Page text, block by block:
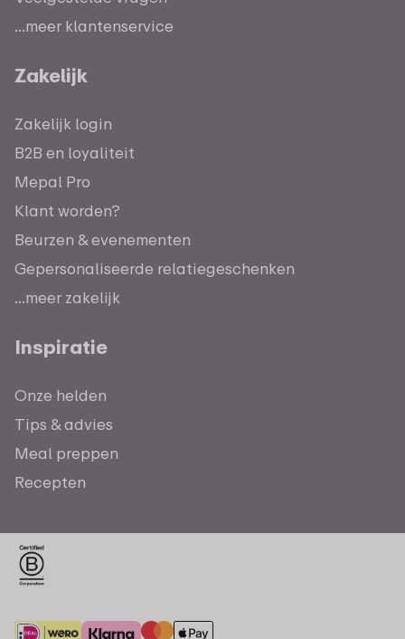
...meer klantenservice
Zakelijk
Zakelijk login
B2B en loyaliteit
Mepal Pro
Klant worden?
Beurzen & evenementen
Gepersonaliseerde relatiegeschenken
...meer zakelijk
Inspiratie
Onze helden
Tips & advies
Meal preppen
Recepten